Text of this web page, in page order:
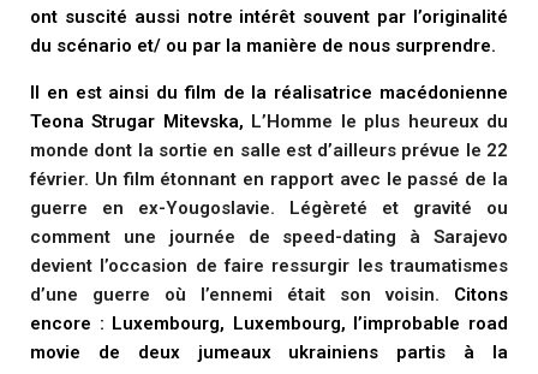
ont suscité aussi notre intérêt souvent par l’originalité
du scénario et/ ou par la manière de nous surprendre.
Il en est ainsi du film de la réalisatrice macédonienne
Teona Strugar Mitevska, L’Homme le plus heureux du
monde dont la sortie en salle est d’ailleurs prévue le 22
février. Un film étonnant en rapport avec le passé de la
guerre en ex-Yougoslavie. Légèreté et gravité ou
comment une journée de speed-dating à Sarajevo
devient l’occasion de faire ressurgir les traumatismes
d’une guerre où l’ennemi était son voisin. Citons
encore : Luxembourg, Luxembourg, l’improbable road
movie de deux jumeaux ukrainiens partis à la